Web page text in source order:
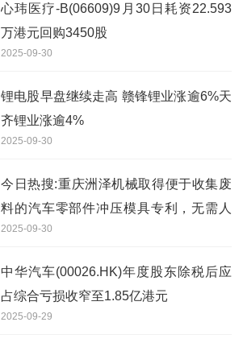
心玮医疗-B(06609)9月30日耗资22.593
万港元回购3450股
2025-09-30
锂电股早盘继续走高 赣锋锂业涨逾6%天
齐锂业涨逾4%
2025-09-30
今日热搜:重庆洲泽机械取得便于收集废
料的汽车零部件冲压模具专利，无需人
工清理废料
2025-09-30
中华汽车(00026.HK)年度股东除税后应
占综合亏损收窄至1.85亿港元
2025-09-29